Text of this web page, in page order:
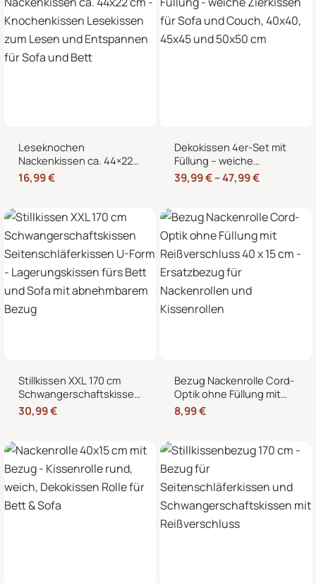
Leseknochen
Nackenkissen ca. 44×22
cm – Knochenkissen
Lesekissen zum Lesen
und Bett
16,99€
Dekokissen 4er-Set mit
Füllung – weiche
Zierkissen für Sofa und
Couch, 40×40, 45×45
39,99€–47,99€
Stillkissen XXL 170 cm
Schwangerschaftskissen
Seitenschläferkissen U-
Form – Lagerungskissen
abnehmbarem Bezug
30,99€
Bezug Nackenrolle Cord-
Optik ohne Füllung mit
Reißverschluss 40 x 15
cm – Ersatzbezug für
Kissenrollen
8,99€